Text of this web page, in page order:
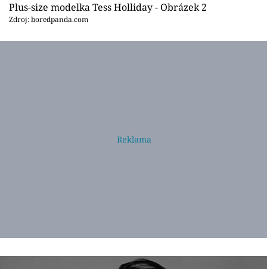
Plus-size modelka Tess Holliday - Obrázek 2
Zdroj: boredpanda.com